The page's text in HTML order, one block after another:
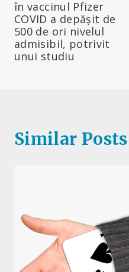
în
articole
în vaccinul Pfizer
COVID a depășit de
500 de ori nivelul
admisibil, potrivit
unui studiu
Similar Posts